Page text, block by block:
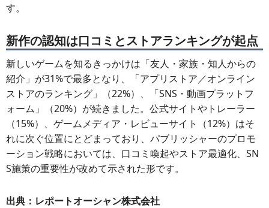
す。
新作の認知は口コミとストアランキングが起点
新しいゲームを知るきっかけは「友人・家族・知人からの
紹介」が31%で最多となり、「アプリストア／オンライン
ストアのランキング」（22%）、「SNS・動画プラットフ
ォーム」（20%）が続きました。公式サイトやトレーラー
（15%）、ゲームメディア・レビューサイト（12%）はそ
れに次ぐ位置にとどまっており、パブリッシャーのプロモ
ーション戦略においては、口コミ喚起やストア最適化、SN
S施策の重要性が改めて示された形です。
出典：レポートオーシャン株式会社